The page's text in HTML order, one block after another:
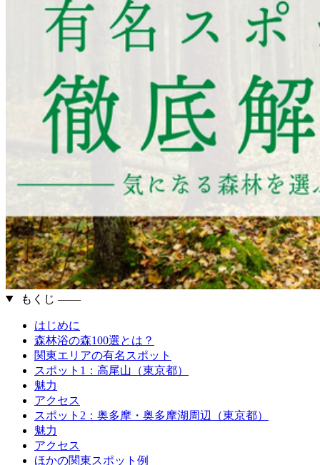
もくじ ――
はじめに
森林浴の森100選とは？
関東エリアの有名スポット
スポット1：高尾山（東京都）
魅力
アクセス
スポット2：奥多摩・奥多摩湖周辺（東京都）
魅力
アクセス
ほかの関東スポット例